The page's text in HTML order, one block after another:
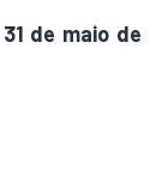
de maio de